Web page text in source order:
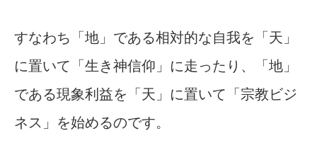
すなわち「地」である相対的な自我を「天」
に置いて「生き神信仰」に走ったり、「地」
である現象利益を「天」に置いて「宗教ビジ
ネス」を始めるのです。